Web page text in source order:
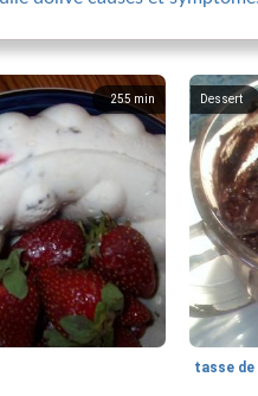
255 min Dessert